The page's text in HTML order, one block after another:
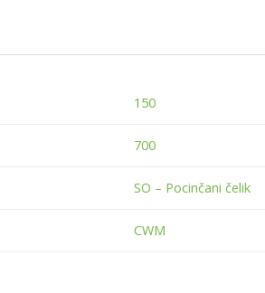
150
700
SO – Pocinčani čelik
CWM